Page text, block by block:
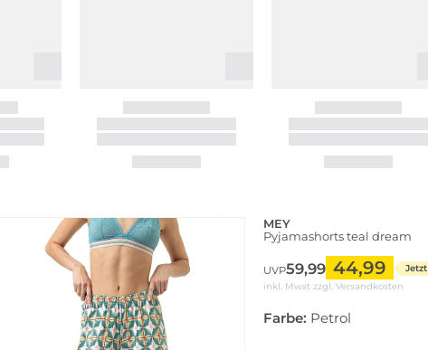
MEY
Pyjamashorts teal dream
UVP59,99 44,99 Jetzt
inkl. Mwst zzgl. Versandkosten
Farbe: Petrol